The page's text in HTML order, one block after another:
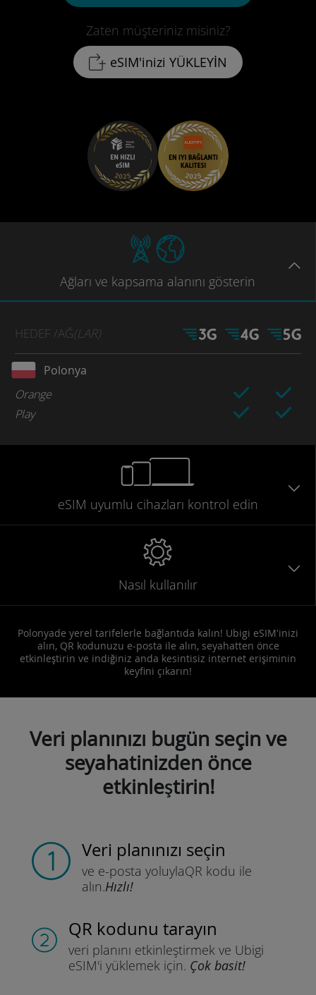
Zaten müşteriniz misiniz?
eSIM'inizi YÜKLEYİN
Ağları ve kapsama alanını gösterin
HEDEF /AĞ(LAR)
Polonya
Orange
Play
eSIM uyumlu cihazları kontrol edin
Nasıl kullanılır
Polonyade yerel tarifelerle bağlantıda kalın! Ubigi eSIM'inizi
alın, QR kodunuzu e-posta ile alın, seyahatten önce
etkinleştirin ve indiğiniz anda kesintisiz internet erişiminin
keyfini çıkarın!
Veri planınızı bugün seçin ve
seyahatinizden önce
etkinleştirin!
Veri planınızı seçin
ve e-posta yoluylaQR kodu ile
alın.Hızlı!
QR kodunu tarayın
veri planını etkinleştirmek ve Ubigi
eSIM'i yüklemek için. Çok basit!